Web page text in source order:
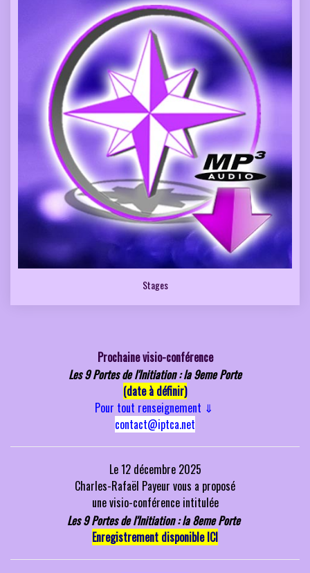
Stages
Prochaine visio-conférence
Les 9 Portes de l'Initiation : la 9eme Porte
(date à définir)
Pour tout renseignement ⇓
contact@iptca.net
Le 12 décembre 2025
Charles-Rafaël Payeur vous a proposé
unevisio-conférence intitulée
Les 9 Portes de l'Initiation : la 8eme Porte
Enregistrement disponible ICI